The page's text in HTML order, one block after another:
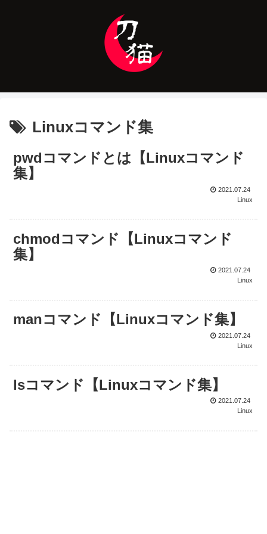
Linuxコマンド集
pwdコマンドとは【Linuxコマンド
集】
2021.07.24
Linux
chmodコマンド【Linuxコマンド
集】
2021.07.24
Linux
manコマンド【Linuxコマンド集】
2021.07.24
Linux
lsコマンド【Linuxコマンド集】
2021.07.24
Linux